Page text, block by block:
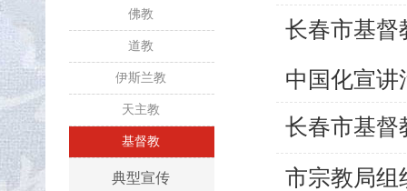
佛教
道教
伊斯兰教
天主教
基督教
典型宣传
长春市基督
中国化宣讲
长春市基督
市宗教局组